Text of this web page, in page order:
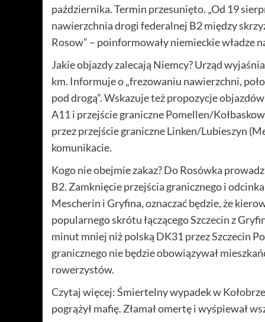
października. Termin przesunięto. „Od 19
nawierzchnia drogi federalnej B2 między
Rosow” – poinformowały niemieckie władze
Jakie objazdy zalecają Niemcy? Urząd
km. Informuje o „frezowaniu nawierzchni,
pod drogą”. Wskazuje też propozycje
A11 i przejście graniczne Pomellen/
przez przejście graniczne Linken/Lubieszyn
komunikacie.
Kogo nie obejmie zakaz? Do Rosówka
B2. Zamknięcie przejścia granicznego i
Mescherin i Gryfina, oznaczać będzie, że
popularnego skrótu łączącego Szczecin z
minut mniej niż polską DK31 przez Szczecin
granicznego nie będzie obowiązywał
rowerzystów.
Czytaj więcej: Śmiertelny wypadek w
pogrążył mafię. Złamał omertę i wyśpiewał